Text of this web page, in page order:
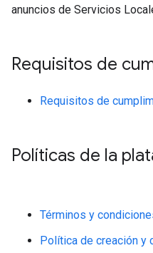
anuncios de Servicios
Requisitos de
Requisitos de
Políticas de la
Términos y
Política de creación y